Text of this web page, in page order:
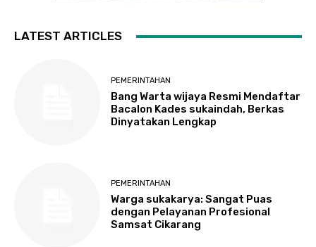
LATEST ARTICLES
PEMERINTAHAN
Bang Warta wijaya Resmi Mendaftar
Bacalon Kades sukaindah, Berkas
Dinyatakan Lengkap
PEMERINTAHAN
Warga sukakarya: Sangat Puas
dengan Pelayanan Profesional
Samsat Cikarang